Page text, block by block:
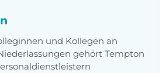
und Kollegen an
gehört Tempton